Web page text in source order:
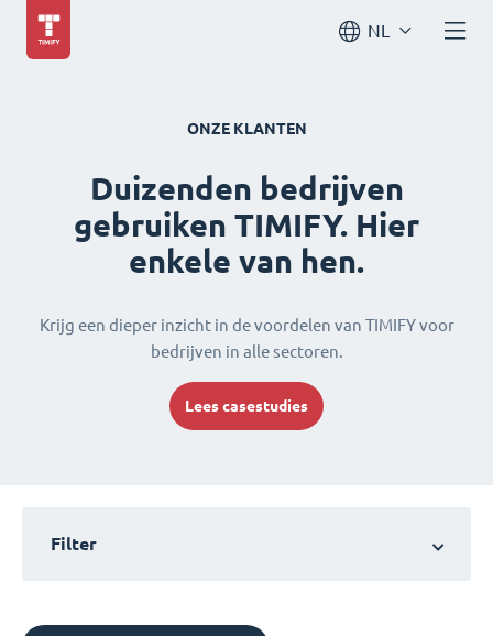
NL
ONZE KLANTEN
Duizenden bedrijven
gebruiken TIMIFY. Hier
enkele van hen.
Krijg een dieper inzicht in de voordelen van TIMIFY voor
bedrijven in alle sectoren.
Lees casestudies
Filter